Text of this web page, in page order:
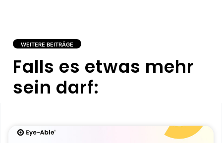
WEITERE BEITRÄGE
Falls es etwas mehr
sein darf: